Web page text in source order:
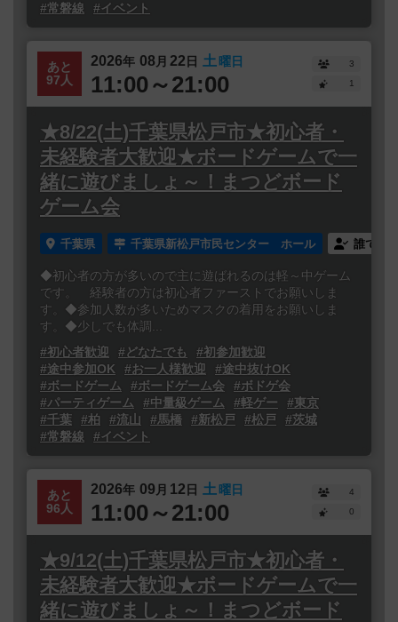
#常磐線
#イベント
あと
97人
2026年 08 月 22日 土曜日
11:00～21:00
3
1
★8/22(土)千葉県松戸市★初心者・
未経験者大歓迎★ボードゲームで一
緒に遊びましょ～！まつどボード
ゲーム会
千葉県 千葉県新松戸市民センター ホール 誰でも
◆初心者の方が多いので主に遊ばれるのは軽～中ゲーム
です。 経験者の方は初心者ファーストでお願いしま
す。◆参加人数が多いためマスクの着用をお願いしま
す。◆少しでも体調...
#初心者歓迎
#どなたでも
#初参加歓迎
#途中参加OK
#お一人様歓迎
#途中抜けOK
#ボードゲーム
#ボードゲーム会
#ボドゲ会
#パーティゲーム
#中量級ゲーム #軽ゲー
#東京
#千葉
#柏 #流山 #馬橋 #新松戸 #松戸
#茨城
#常磐線
#イベント
あと
96人
2026年 09 月 12日 土曜日
11:00～21:00
4
0
★9/12(土)千葉県松戸市★初心者・
未経験者大歓迎★ボードゲームで一
緒に遊びましょ～！まつどボード